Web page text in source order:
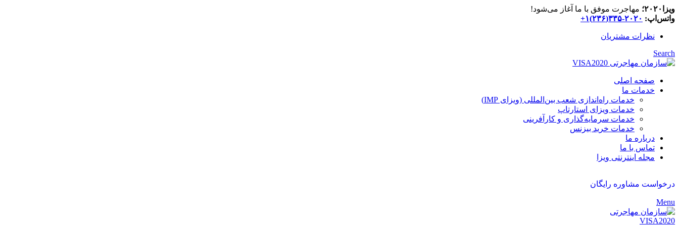
ویزا۲۰۲۰؛
مهاجرت موفق با ما آغاز می‌شود!
واتس‌اپ: ۲۰۲۰-۳۳۵(۲۳۶)۱+
نظرات مشتریان
Search
صفحه اصلی
خدمات ما
خدمات راه‌اندازی شعب بین‌المللی (ویزای IMP)
خدمات ویزای استارتاپ
خدمات سرمایه‌گذاری و کارآفرینی
خدمات خرید بیزنس
درباره ما
تماس با ما
مجله اینترنتی ویزا
درخواست مشاوره رایگان
Menu